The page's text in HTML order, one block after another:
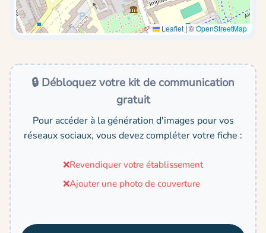
Leaflet |©OpenStreetMap
🔒 Débloquez votre kit de communication
gratuit
Pour accéder à la génération d'images pour vos
réseaux sociaux, vous devez compléter votre fiche :
❌Revendiquer votre établissement
❌Ajouter une photo de couverture